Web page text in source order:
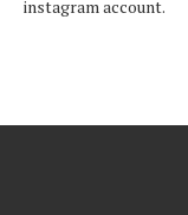
instagram account.